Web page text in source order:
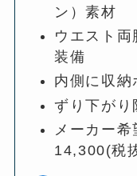
ン）素材
ウエスト両
装備
内側に収納
ずり下がり
メーカー
14,300(税